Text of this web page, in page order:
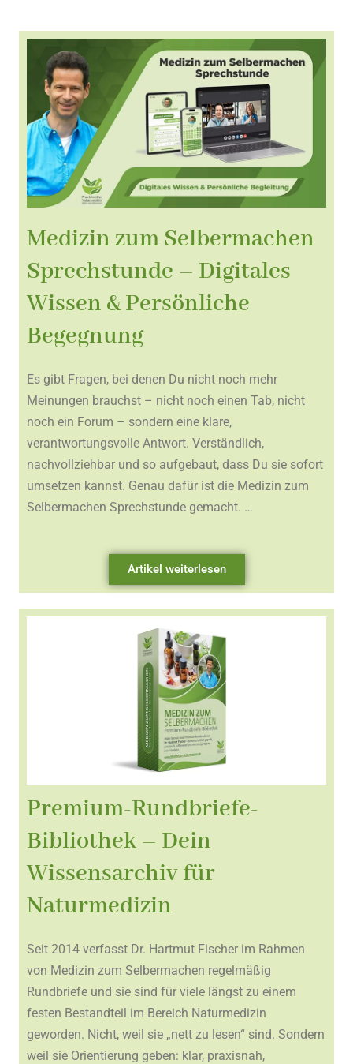
Medizin zum Selbermachen
Sprechstunde – Digitales
Wissen & Persönliche
Begegnung
Es gibt Fragen, bei denen Du nicht noch mehr
Meinungen brauchst – nicht noch einen Tab, nicht
noch ein Forum – sondern eine klare,
verantwortungsvolle Antwort. Verständlich,
nachvollziehbar und so aufgebaut, dass Du sie sofort
umsetzen kannst. Genau dafür ist die Medizin zum
Selbermachen Sprechstunde gemacht. …
Artikel weiterlesen
Premium-Rundbriefe-
Bibliothek – Dein
Wissensarchiv für
Naturmedizin
Seit 2014 verfasst Dr. Hartmut Fischer im Rahmen
von Medizin zum Selbermachen regelmäßig
Rundbriefe und sie sind für viele längst zu einem
festen Bestandteil im Bereich Naturmedizin
geworden. Nicht, weil sie „nett zu lesen“ sind. Sondern
weil sie Orientierung geben: klar, praxisnah,